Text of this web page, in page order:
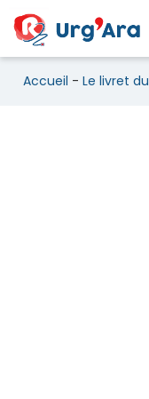
Accueil - Le livret